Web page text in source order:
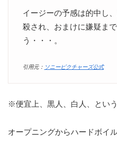
イージーの予感は的中し
殺され、おまけに嫌疑ま
う・・・。
引用元： ソニーピクチャーズ公式
※便宜上、黒人、白人、とい
オープニングからハードボイル